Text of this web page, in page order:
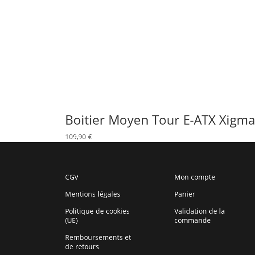
Boitier Moyen Tour E-ATX
109,90€
CGV
Mentions légales
Politique de cookies
(UE)
Remboursements et
de retours
Mon compte
Panier
Validation de la
commande